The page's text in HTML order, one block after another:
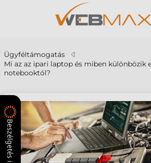
Ügyféltámogatás
Mi az az ipari laptop és miben különbözik
notebooktól?